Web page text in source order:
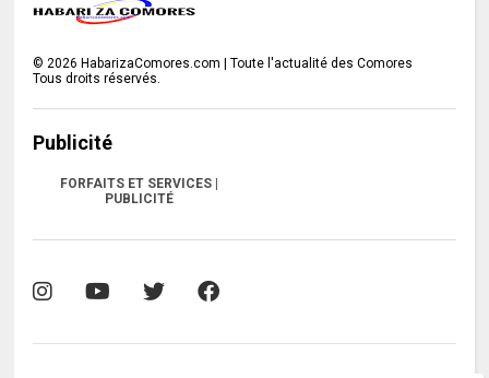
©2026 HabarizaComores.com | Toute l'actualité des Comores
Tous droits réservés.
Publicité
FORFAITS ET SERVICES |
PUBLICITÉ